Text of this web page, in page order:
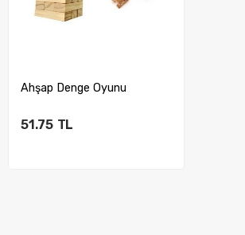
Ahşap Denge Oyunu
51.75 TL